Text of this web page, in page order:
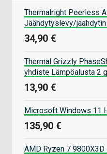
Thermalright Peerless
Jäähdytyslevy/
34,90 €
Thermal Grizzly
yhdiste Lämpöalusta 2 g
13,90 €
Microsoft Windows 11
135,90 €
AMD Ryzen 7